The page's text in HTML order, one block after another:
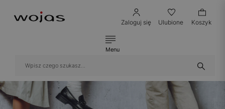
Zaloguj się Ulubione Koszyk
Menu